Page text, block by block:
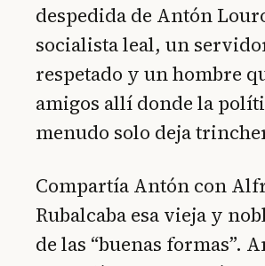
despedida de Antón
socialista leal, un
respetado y un hombre
amigos allí donde la
menudo solo deja
Compartía Antón con
Rubalcaba esa vieja y
de las “buenas formas”.